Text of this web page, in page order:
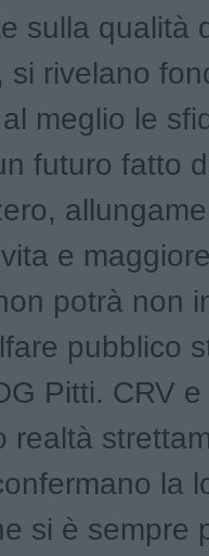
sulla qualità
si rivelano
meglio le
futuro fatto
e
potrà non
pubblico
Pitti. CRV
realtà
la
si è sempre